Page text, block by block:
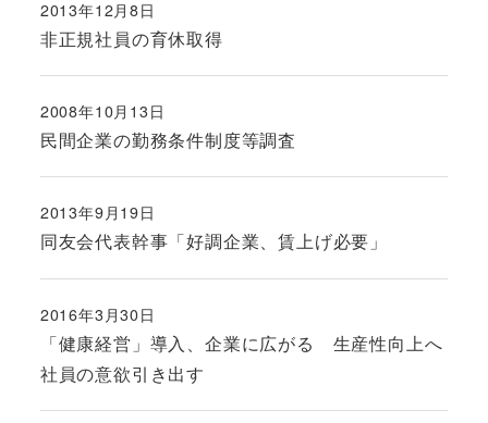
非正規社員の育休取得
投稿日
2013年12月8日
民間企業の勤務条件制度等調査
投稿日
2008年10月13日
同友会代表幹事「好調企業、賃上げ必要」
投稿日
2013年9月19日
「健康経営」導入、企業に広がる 生産性向上へ
社員の意欲引き出す
投稿日
2016年3月30日